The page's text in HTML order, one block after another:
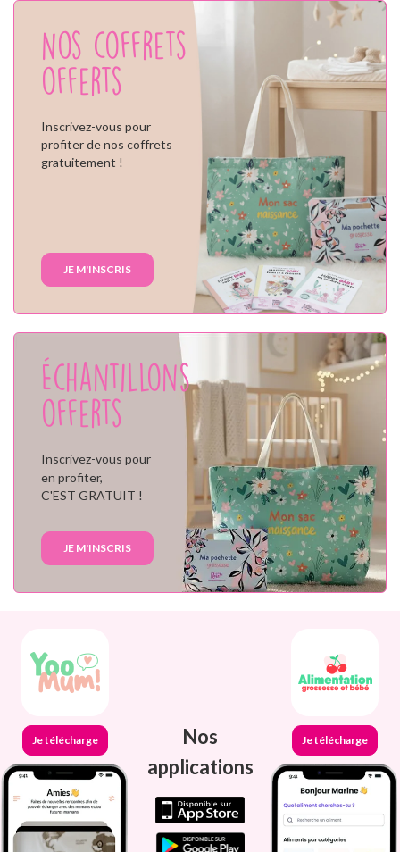
Nos coffrets
offerts
Inscrivez-vous pour
profiter de nos coffrets
gratuitement !
JE M'INSCRIS
Échantillons
offerts
Inscrivez-vous pour
en profiter,
C'EST GRATUIT !
JE M'INSCRIS
Je télécharge
Nos
applications
Je télécharge